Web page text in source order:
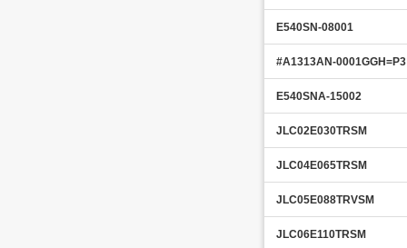
E540SN-08001
#A1313AN-0001GGH=P3
E540SNA-15002
JLC02E030TRSM
JLC04E065TRSM
JLC05E088TRVSM
JLC06E110TRSM